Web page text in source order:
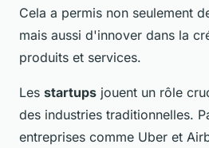
Cela a permis non seulement
mais aussi d'innover dans la
produits et services.
Les startups jouent un rôle
des industries traditionnelles.
entreprises comme Uber et